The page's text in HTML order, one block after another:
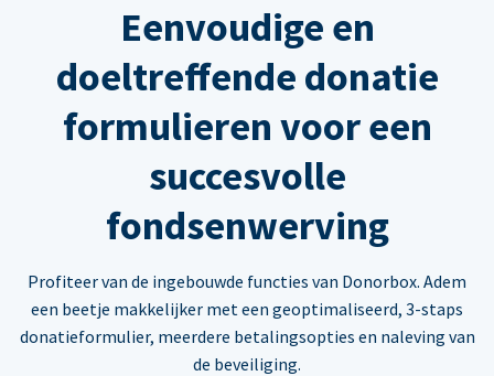
Eenvoudige en
doeltreffende donatie
formulieren voor een
succesvolle
fondsenwerving
Profiteer van de ingebouwde functies van Donorbox. Adem
een beetje makkelijker met een geoptimaliseerd, 3-staps
donatieformulier, meerdere betalingsopties en naleving van
de beveiliging.